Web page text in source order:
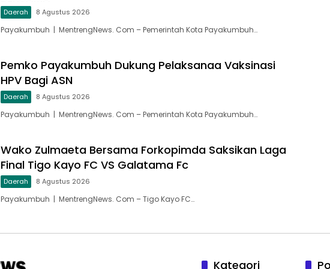
Daerah 8 Agustus 2026
Payakumbuh | MentrengNews. Com – Pemerintah Kota Payakumbuh…
Pemko Payakumbuh Dukung Pelaksanaa Vaksinasi
HPV Bagi ASN
Daerah 8 Agustus 2026
Payakumbuh | MentrengNews. Com – Pemerintah Kota Payakumbuh…
Wako Zulmaeta Bersama Forkopimda Saksikan Laga
Final Tigo Kayo FC VS Galatama Fc
Daerah 8 Agustus 2026
Payakumbuh | MentrengNews. Com – Tigo Kayo FC…
Kategori